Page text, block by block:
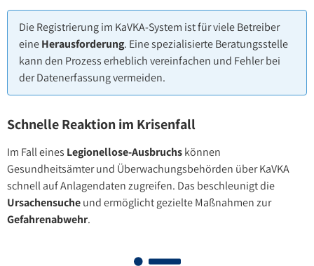
Die Registrierung im KaVKA-System ist für viele Betreiber
eineHerausforderung. Eine spezialisierte Beratungsstelle
kann den Prozess erheblich vereinfachen und Fehler bei
der Datenerfassung vermeiden.
Schnelle Reaktion im Krisenfall
Im Fall eines Legionellose-Ausbruchskönnen
Gesundheitsämter und Überwachungsbehörden über KaVKA
schnell auf Anlagendaten zugreifen. Das beschleunigt die
Ursachensucheund ermöglicht gezielte Maßnahmen zur
Gefahrenabwehr.